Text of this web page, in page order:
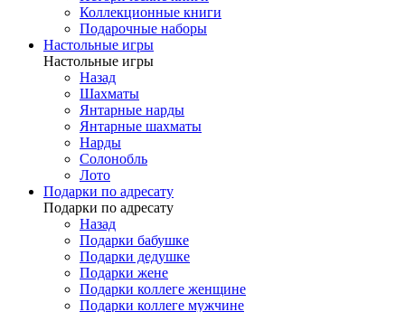
Коллекционные книги
Подарочные наборы
Настольные игры
Настольные игры
Назад
Шахматы
Янтарные нарды
Янтарные шахматы
Нарды
Солонобль
Лото
Подарки по адресату
Подарки по адресату
Назад
Подарки бабушке
Подарки дедушке
Подарки жене
Подарки коллеге женщине
Подарки коллеге мужчине